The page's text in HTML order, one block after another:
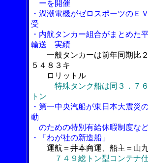
ーを開催
・渦潮電機がゼロスポーツのＥ
受
・内航タンカー組合がまとめた
輸送 実績
一般タンカーは前年同期比
５４８３キ
ロリットル
特殊タンク船は同３．７
トン
・第一中央汽船が東日本大震災
動
のための特別有給休暇制度な
・「わが社の新造船」
運航＝井本商運、船主＝山
７４９総トン型コンテナ